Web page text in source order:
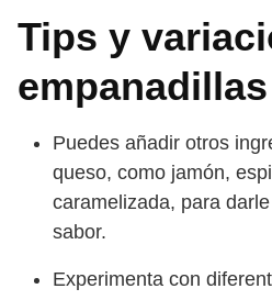
Tips y
Puedes añadir otros
queso, como jamón,
caramelizada, para
sabor.
Experimenta con